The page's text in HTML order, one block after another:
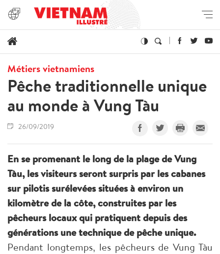
Métiers vietnamiens
Pêche traditionnelle unique
au monde à Vung Tàu
26/09/2019
En se promenant le long de la plage de Vung
Tàu, les visiteurs seront surpris par les cabanes
sur pilotis surélevées situées à environ un
kilomètre de la côte, construites par les
pêcheurs locaux qui pratiquent depuis des
générations une technique de pêche unique.
Pendant longtemps, les pêcheurs de Vung Tàu